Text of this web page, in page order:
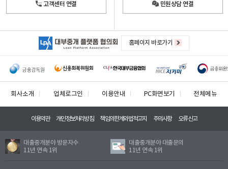
고객센터 연결 민원상담 연결
홈페이지 바로가기
회사소개 업체로그인 이용안내 PC화면보기 전체메뉴
이용약관 개인정보처리방침 책임의한계와법적고지 주의사항 오류신고
대출중개분야 방문자수
11년 연속 1위
대출중개분야 대출문의
11년 연속 1위